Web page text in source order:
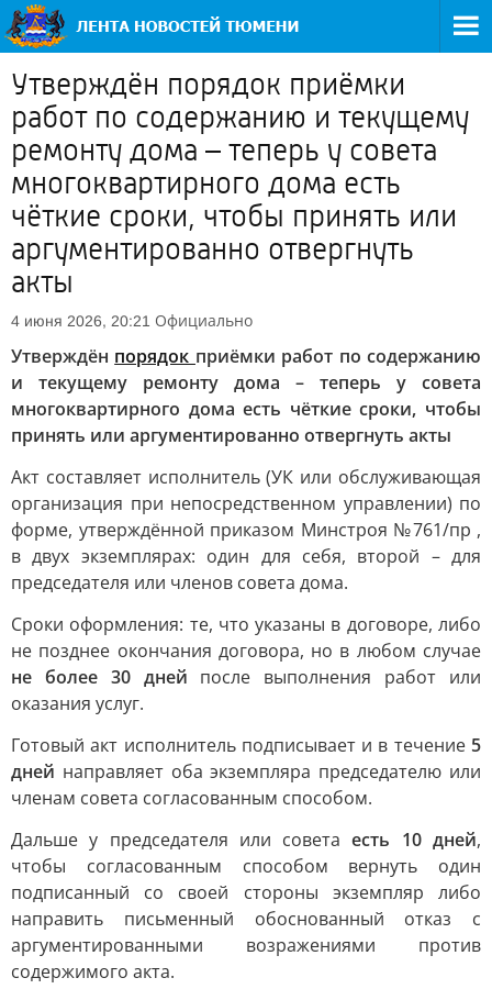
Утверждён порядок приёмки
работ по содержанию и текущему
ремонту дома – теперь у совета
многоквартирного дома есть
чёткие сроки, чтобы принять или
аргументированно отвергнуть
акты
4 июня 2026, 20:21 Официально
Утверждён порядок приёмки работ по содержанию
и текущему ремонту дома – теперь у совета
многоквартирного дома есть чёткие сроки, чтобы
принять или аргументированно отвергнуть акты
Акт составляет исполнитель (УК или обслуживающая
организация при непосредственном управлении) по
форме, утверждённой приказом Минстроя №761/пр ,
в двух экземплярах: один для себя, второй – для
председателя или членов совета дома.
Сроки оформления: те, что указаны в договоре, либо
не позднее окончания договора, но в любом случае
не более 30 дней после выполнения работ или
оказания услуг.
Готовый акт исполнитель подписывает и в течение 5
дней направляет оба экземпляра председателю или
членам совета согласованным способом.
Дальше у председателя или советаесть 10 дней,
чтобы согласованным способом вернуть один
подписанный со своей стороны экземпляр либо
направить письменный обоснованный отказ с
аргументированными возражениями против
содержимого акта.